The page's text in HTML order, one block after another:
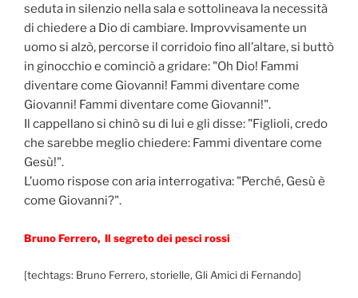
seduta in silenzio nella sala e sottolineava la necessità
di chiedere a Dio di cambiare. Improvvisamente un
uomo si alzò, percorse il corridoio fino all’altare, si buttò
in ginocchio e cominciò a gridare: "Oh Dio! Fammi
diventare come Giovanni! Fammi diventare come
Giovanni! Fammi diventare come Giovanni!".
Il cappellano si chinò su di lui e gli disse: "Figlioli, credo
che sarebbe meglio chiedere: Fammi diventare come
Gesù!".
L’uomo rispose con aria interrogativa: "Perché, Gesù è
come Giovanni?".
Bruno Ferrero, Il segreto dei pesci rossi
[techtags: Bruno Ferrero, storielle, Gli Amici di Fernando]